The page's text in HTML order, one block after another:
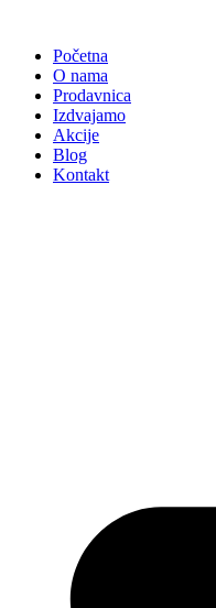
sadržajPočetna
O nama
Prodavnica
Izdvajamo
Akcije
Blog
Kontakt